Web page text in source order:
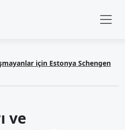
için Estonya Schengen
ve